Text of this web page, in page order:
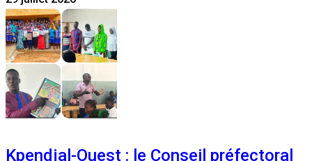
Kpendjal-Ouest : le Conseil préfectoral